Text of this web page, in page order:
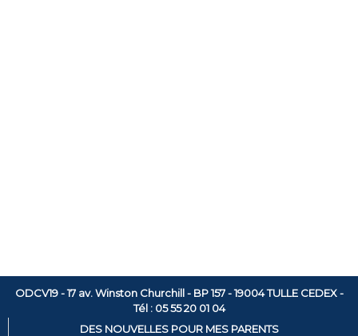
ODCV19 - 17 av. Winston Churchill - BP 157 - 19004 TULLE CEDEX -
Tél : 05 55 20 01 04
DES NOUVELLES POUR MES PARENTS